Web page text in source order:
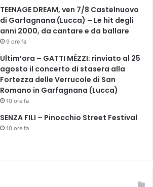
TEENAGE DREAM, ven 7/8 Castelnuovo
di Garfagnana (Lucca) – Le hit degli
anni 2000, da cantare e da ballare
9 ore fa
Ultim’ora – GATTI MÉZZI: rinviato al 25
agosto il concerto di stasera alla
Fortezza delle Verrucole di San
Romano in Garfagnana (Lucca)
10 ore fa
SENZA FILI – Pinocchio Street Festival
10 ore fa